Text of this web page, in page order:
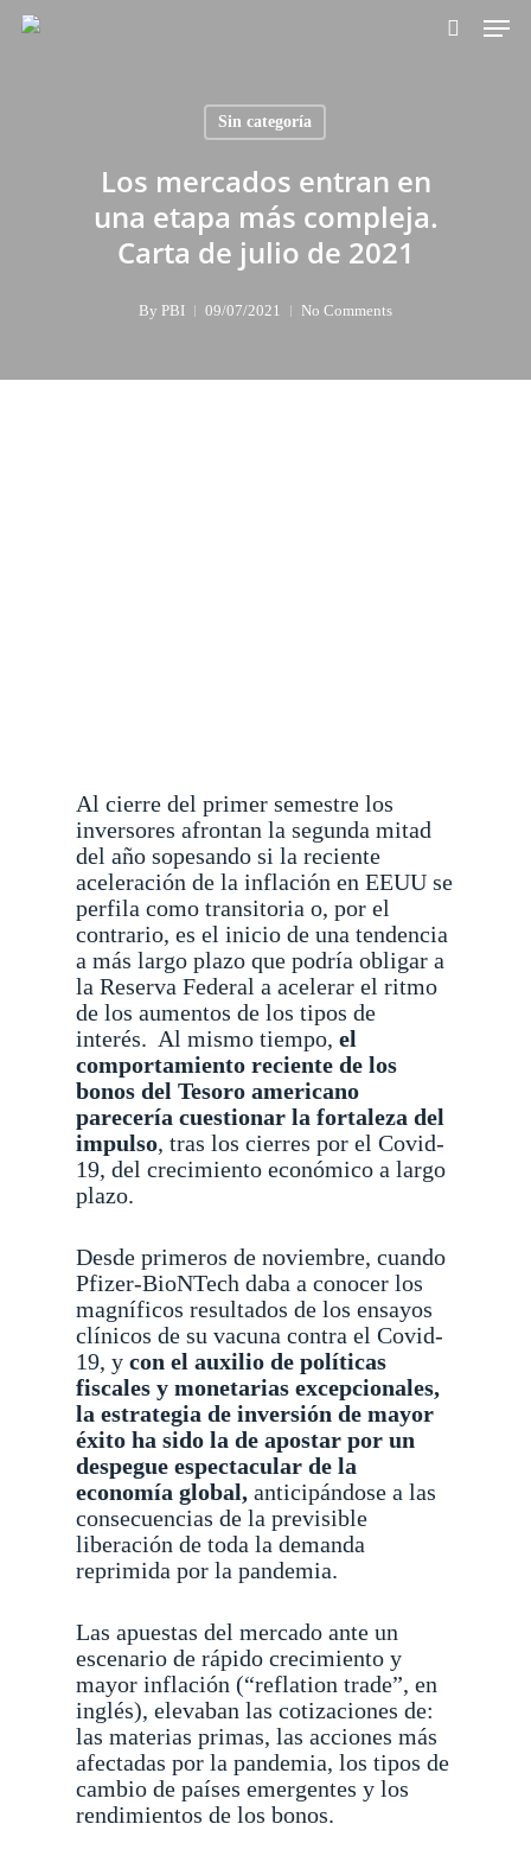
Skip
Menu
Sin categoría
Los mercados entran en
una etapa más compleja.
Carta de julio de 2021
By PBI 09/07/2021 No Comments
Al cierre del primer semestre los
inversores afrontan la segunda mitad
del año sopesando si la reciente
aceleración de la inflación en EEUU se
perfila como transitoria o, por el
contrario, es el inicio de una tendencia
a más largo plazo que podría obligar a
la Reserva Federal a acelerar el ritmo
de los aumentos de los tipos de
interés. Al mismo tiempo, el
comportamiento reciente de los
bonos del Tesoro americano
parecería cuestionar la fortaleza del
impulso, tras los cierres por el Covid-
19, del crecimiento económico a largo
plazo.
Desde primeros de noviembre, cuando
Pfizer-BioNTech daba a conocer los
magníficos resultados de los ensayos
clínicos de su vacuna contra el Covid-
19, y con el auxilio de políticas
fiscales y monetarias excepcionales,
la estrategia de inversión de mayor
éxito ha sido la de apostar por un
despegue espectacular de la
economía global, anticipándose a las
consecuencias de la previsible
liberación de toda la demanda
reprimida por la pandemia.
Las apuestas del mercado ante un
escenario de rápido crecimiento y
mayor inflación (“reflation trade”, en
inglés), elevaban las cotizaciones de:
las materias primas, las acciones más
afectadas por la pandemia, los tipos de
cambio de países emergentes y los
rendimientos de los bonos.